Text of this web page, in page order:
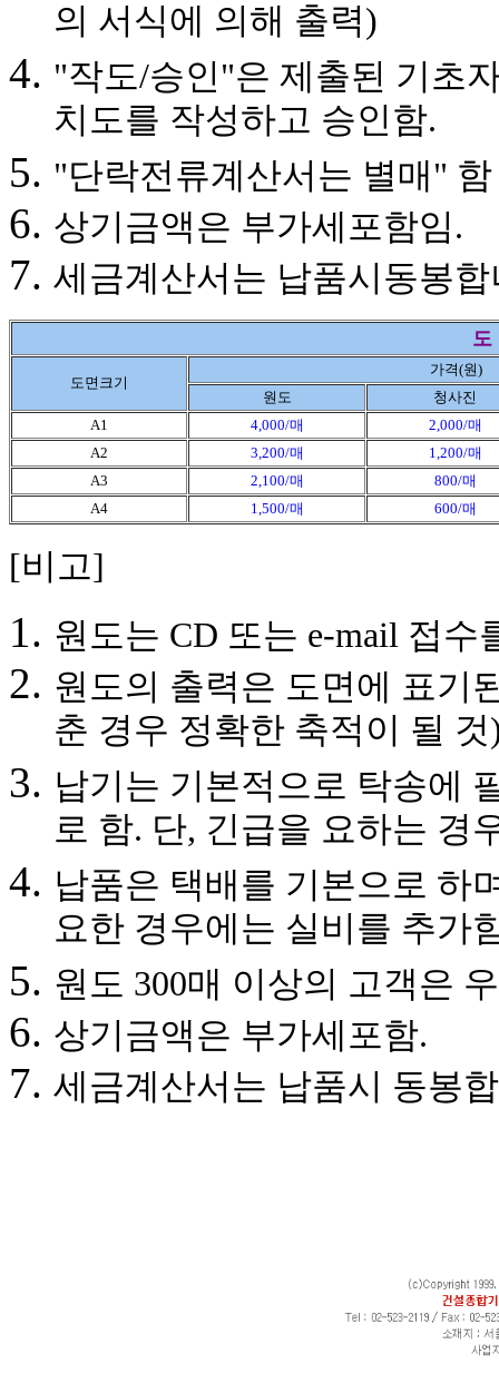
의 서식에 의해 출력)
"작도/승인"은 제출된 기초
치도를 작성하고 승인함.
"단락전류계산서는 별매"
상기금액은 부가세포함임.
세금계산서는 납품시동봉합
도
도면크기
가격(원)
원도
청사진
A1
4,000/매
2,000/매
A2
3,200/매
1,200/매
A3
2,100/매
800/매
A4
1,500/매 600/매
[비고]
원도는 CD 또는 e-mail 접수
원도의 출력은 도면에 표기
춘 경우 정확한 축적이 될 것
납기는 기본적으로 탁송에
로 함. 단, 긴급을 요하는 경
납품은 택배를 기본으로 하
요한 경우에는 실비를 추가
원도 300매 이상의 고객은
상기금액은 부가세포함.
세금계산서는 납품시 동봉